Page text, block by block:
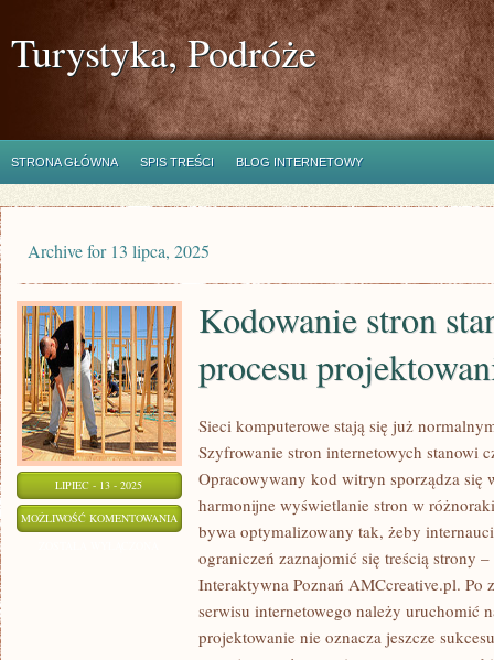
Turystyka, Podróże
STRONA GŁÓWNA SPIS TREŚCI BLOG INTERNETOWY
Archive for 13 lipca, 2025
LIPIEC - 13 - 2025
MOŻLIWOŚĆ KOMENTOWANIA
STRON
STANOWI
Kodowanie stron
procesu
Sieci komputerowe stają się już
Szyfrowanie stron internetowych stanowi
Opracowywany kod witryn sporządza się
harmonijne wyświetlanie stron w
bywa optymalizowany tak, żeby
ograniczeń zaznajomić się treścią strony
Interaktywna Poznań AMCcreative.pl. Po
serwisu internetowego należy uruchomić
projektowanie nie oznacza jeszcze